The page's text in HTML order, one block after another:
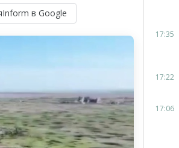
в Google
17:35
17:22
17:06